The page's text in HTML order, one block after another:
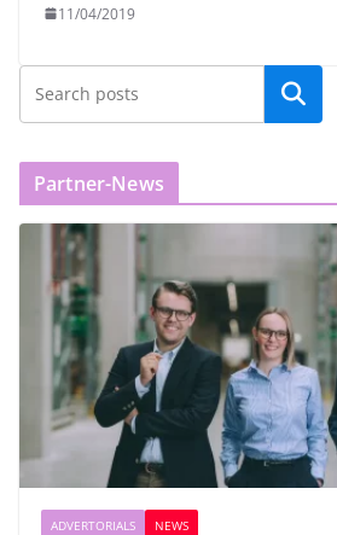
11/04/2019
Partner-News
ADVERTORIALS NEWS